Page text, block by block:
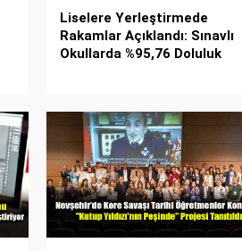
Liselere Yerleştirmede
Rakamlar Açıklandı: Sınavlı
Okullarda %95,76 Doluluk